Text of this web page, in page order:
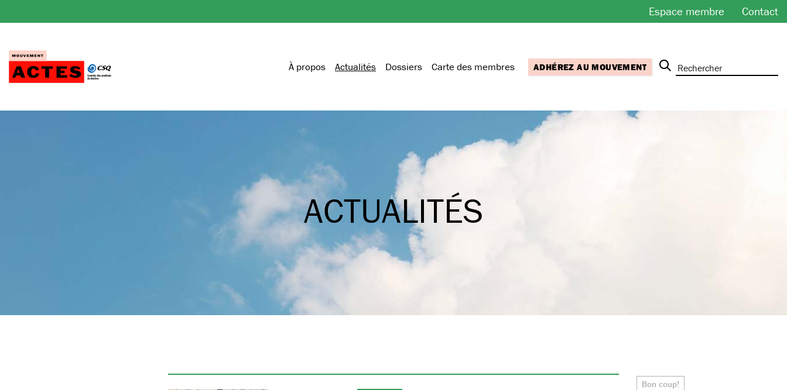
au
Espace membre Contact
À propos Actualités Dossiers Carte des membres ADHÉREZ AU MOUVEMENT
ACTUALITÉS
Bon coup!